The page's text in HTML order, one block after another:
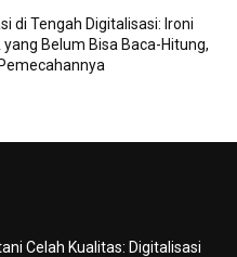
di Tengah Digitalisasi: Ironi
yang Belum Bisa Baca-Hitung,
Celah Kualitas: Digitalisasi